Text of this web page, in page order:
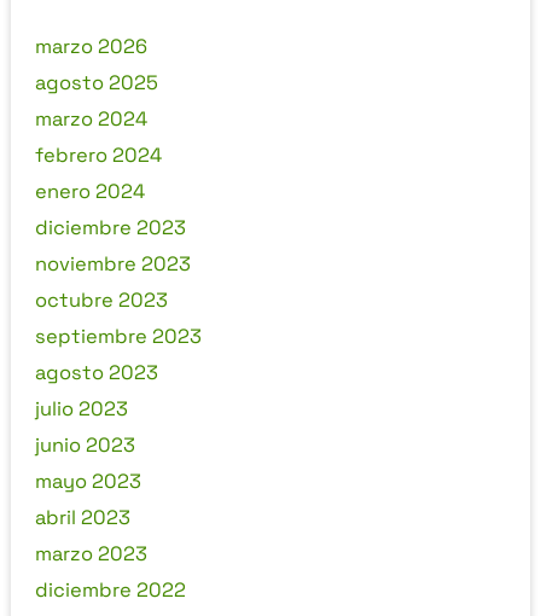
marzo 2026
agosto 2025
marzo 2024
febrero 2024
enero 2024
diciembre 2023
noviembre 2023
octubre 2023
septiembre 2023
agosto 2023
julio 2023
junio 2023
mayo 2023
abril 2023
marzo 2023
diciembre 2022